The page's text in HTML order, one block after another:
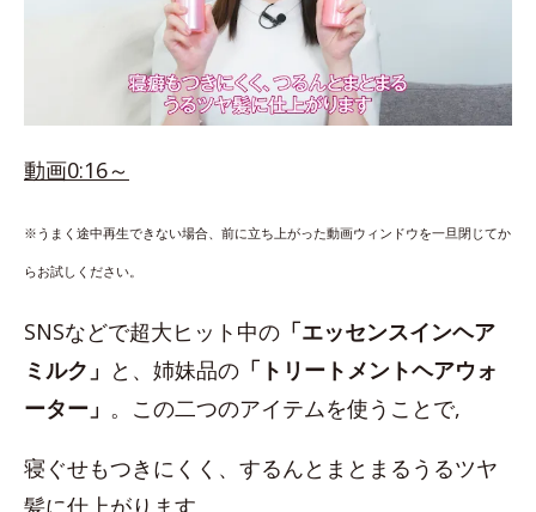
動画0:16～
※うまく途中再生できない場合、前に立ち上がった動画ウィンドウを一旦閉じてか
らお試しください。
SNSなどで超大ヒット中の 「エッセンスインヘア
ミルク」 と、姉妹品の 「トリートメントヘアウォ
ーター」 。この二つのアイテムを使うことで,
寝ぐせもつきにくく、するんとまとまるうるツヤ